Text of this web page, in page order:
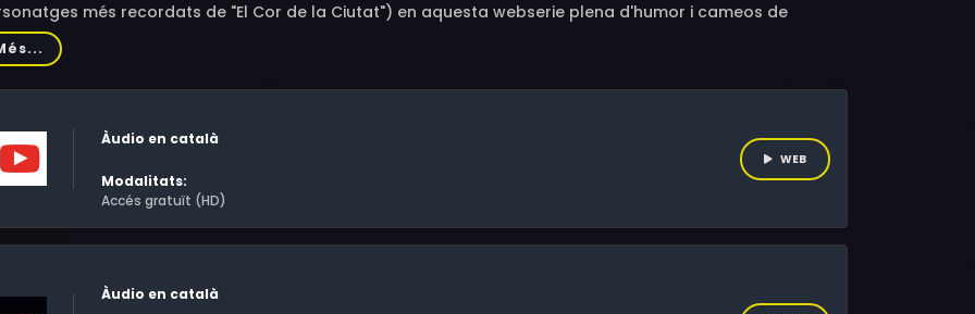
més recordats de "El Cor de la Ciutat") en aquesta webserie plena d'humor i cameos de
tan coneguts com els de Nausicaa Bonnín, Jordi Basté, Joan Dausà o Aída Folch. El Ricard, el Joan i
tenen el mateix somni que tants i tants joves de la seva edat han tingut alguna vegada: ser estrelles
música. Però el camí a la fama és complicat. Més quan no vas sobrat de talent i, a més, prens sempre
pitjors decisions.
Àudio en català
Modalitats:
Accés gratuït (HD)
WEB
Àudio en català